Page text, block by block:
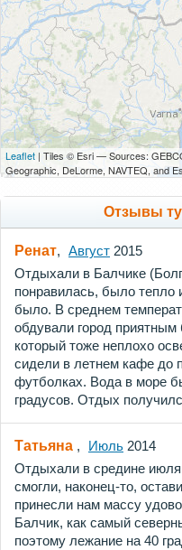
Leaflet | Tiles © Esri — Sources:
Geographic, DeLorme, NAVTEQ, and
Отзывы
Ренат, Август 2015
Отдыхали в Балчике
понравилась, было тепло
было. В среднем
обдували город
который тоже неплохо
сидели в летнем кафе до
футболках. Вода в море
градусов. Отдых
Татьяна , Июль 2014
Отдыхали в средине
смогли, наконец-то,
принесли нам массу
Балчик, как самый
поэтому лежание на 40